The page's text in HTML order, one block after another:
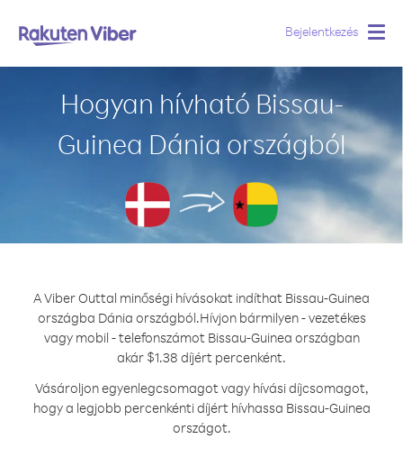
Bejelentkezés
Hogyan hívható Bissau-
Guinea Dánia országból
A Viber Outtal minőségi hívásokat indíthat Bissau-Guinea
országba Dánia országból.Hívjon bármilyen - vezetékes
vagy mobil - telefonszámot Bissau-Guinea országban
akár $1.38 díjért percenként.
Vásároljon egyenlegcsomagot vagy hívási díjcsomagot,
hogy a legjobb percenkénti díjért hívhassa Bissau-Guinea
országot.